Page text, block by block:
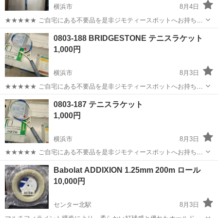
横浜市
8月4日
★★★★★ ご自宅にある不要品を是非ジモティースポットへお持ち込
みしませんか？ 家電、趣味・スポーツ・レジャー用品、こども用品、
衣料服飾品、生活雑貨、家具、本、CD・DVDなどが無料でまとめて持
ち込めます！ ※詳細はこ...
神奈川 横浜市
0803-188 BRIDGESTONE テニスラケット
1,000円
横浜市
8月3日
★★★★★ ご自宅にある不要品を是非ジモティースポットへお持ち込
みしませんか？ 家電、趣味・スポーツ・レジャー用品、こども用品、
衣料服飾品、生活雑貨、家具、本、CD・DVDなどが無料でまとめて持
ち込めます！ ※詳細はこ...
神奈川 横浜市 BRIDGESTONE
0803-187 テニスラケット
1,000円
横浜市
8月3日
★★★★★ ご自宅にある不要品を是非ジモティースポットへお持ち込
みしませんか？ 家電、趣味・スポーツ・レジャー用品、こども用品、
衣料服飾品、生活雑貨、家具、本、CD・DVDなどが無料でまとめて持
ち込めます！ ※詳細はこ...
神奈川 横浜市 テニス テニスラケット
Babolat ADDIXION 1.25mm 200m ロール
10,000円
センター北駅
8月3日